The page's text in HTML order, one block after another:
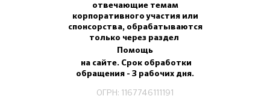
отвечающие темам
корпоративного участия или
спонсорства, обрабатываются
только через раздел
Помощь
на сайте. Срок обработки
обращения - 3 рабочих дня.
ОГРН: 1167746111191